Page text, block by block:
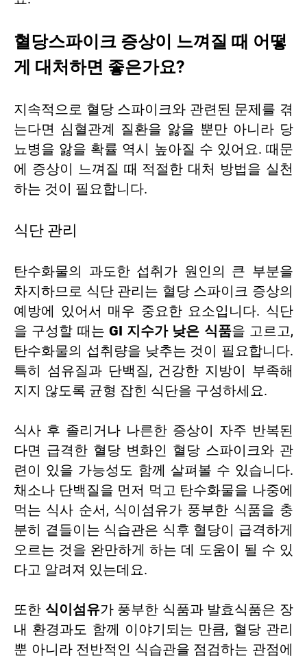
혈당스파이크 증상이 느껴질 때 어떻
게 대처하면 좋은가요?
지속적으로 혈당 스파이크와 관련된 문제를 겪
는다면 심혈관계 질환을 앓을 뿐만 아니라 당
뇨병을 앓을 확률 역시 높아질 수 있어요. 때문
에 증상이 느껴질 때 적절한 대처 방법을 실천
하는 것이 필요합니다.
식단 관리
탄수화물의 과도한 섭취가 원인의 큰 부분을
차지하므로 식단 관리는 혈당 스파이크 증상의
예방에 있어서 매우 중요한 요소입니다. 식단
을 구성할 때는 GI 지수가 낮은 식품을 고르고,
탄수화물의 섭취량을 낮추는 것이 필요합니다.
특히 섬유질과 단백질, 건강한 지방이 부족해
지지 않도록 균형 잡힌 식단을 구성하세요.
식사 후 졸리거나 나른한 증상이 자주 반복된
다면 급격한 혈당 변화인 혈당 스파이크와 관
련이 있을 가능성도 함께 살펴볼 수 있습니다.
채소나 단백질을 먼저 먹고 탄수화물을 나중에
먹는 식사 순서, 식이섬유가 풍부한 식품을 충
분히 곁들이는 식습관은 식후 혈당이 급격하게
오르는 것을 완만하게 하는 데 도움이 될 수 있
다고 알려져 있는데요.
또한 식이섬유가 풍부한 식품과 발효식품은 장
내 환경과도 함께 이야기되는 만큼, 혈당 관리
뿐 아니라 전반적인 식습관을 점검하는 관점에